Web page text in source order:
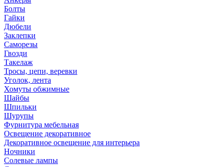
Болты
Гайки
Дюбели
Заклепки
Саморезы
Гвозди
Такелаж
Тросы, цепи, веревки
Уголок, лента
Хомуты обжимные
Шайбы
Шпильки
Шурупы
Фурнитура мебельная
Освещение декоративное
Декоративное освещение для интерьера
Ночники
Солевые лампы